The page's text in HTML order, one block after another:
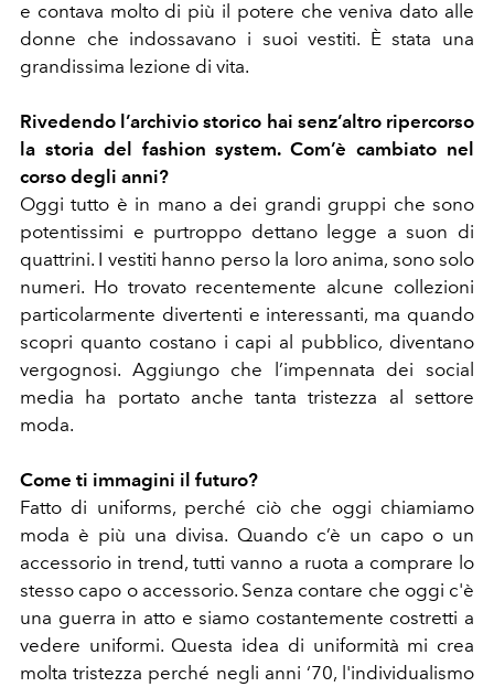
e contava molto di più il potere che veniva dato alle
donne che indossavano i suoi vestiti. È stata una
grandissima lezione di vita.
Rivedendo l’archivio storico hai senz’altro ripercorso
la storia del fashion system. Com’è cambiato nel
corso degli anni?
Oggi tutto è in mano a dei grandi gruppi che sono
potentissimi e purtroppo dettano legge a suon di
quattrini. I vestiti hanno perso la loro anima, sono solo
numeri. Ho trovato recentemente alcune collezioni
particolarmente divertenti e interessanti, ma quando
scopri quanto costano i capi al pubblico, diventano
vergognosi. Aggiungo che l’impennata dei social
media ha portato anche tanta tristezza al settore
moda.
Come ti immagini il futuro?
Fatto di uniforms, perché ciò che oggi chiamiamo
moda è più una divisa. Quando c’è un capo o un
accessorio in trend, tutti vanno a ruota a comprare lo
stesso capo o accessorio. Senza contare che oggi c'è
una guerra in atto e siamo costantemente costretti a
vedere uniformi. Questa idea di uniformità mi crea
molta tristezza perché negli anni ‘70, l'individualismo